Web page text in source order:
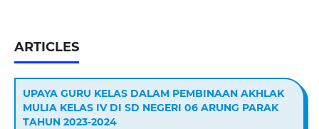
ARTICLES
UPAYA GURU KELAS DALAM PEMBINAAN AKHLAK
MULIA KELAS IV DI SD NEGERI 06 ARUNG PARAK
TAHUN 2023-2024